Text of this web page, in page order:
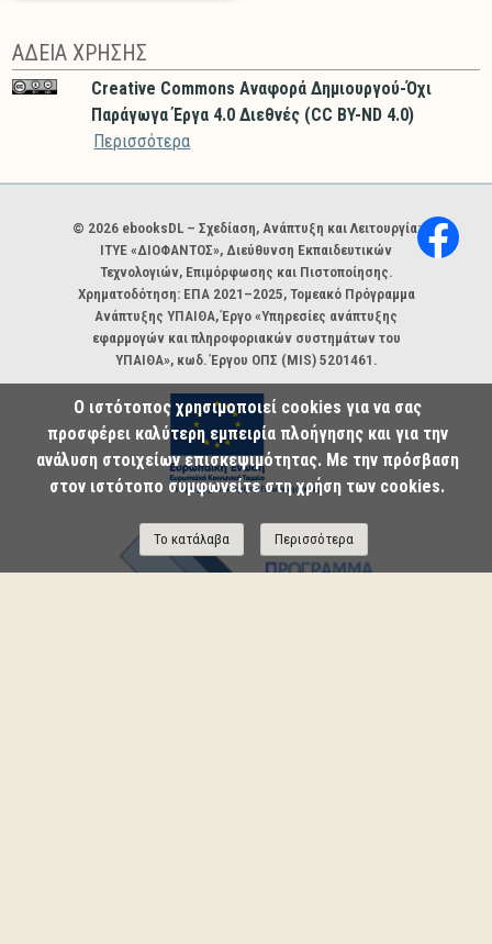
ΑΔΕΙΑ ΧΡΗΣΗΣ
Creative Commons Αναφορά Δημιουργού-Όχι
Παράγωγα Έργα 4.0 Διεθνές (CC BY-ND 4.0)
Περισσότερα
Χορηγοί και φορείς
© 2026 ebooksDL – Σχεδίαση, Ανάπτυξη και Λειτουργία:
ΙΤΥΕ «ΔΙΟΦΑΝΤΟΣ», Διεύθυνση Εκπαιδευτικών
Τεχνολογιών, Επιμόρφωσης και Πιστοποίησης.
Χρηματοδότηση: ΕΠΑ 2021–2025, Τομεακό Πρόγραμμα
Ανάπτυξης ΥΠΑΙΘΑ, Έργο «Υπηρεσίες ανάπτυξης
εφαρμογών και πληροφοριακών συστημάτων του
ΥΠΑΙΘΑ», κωδ. Έργου ΟΠΣ (MIS) 5201461.
Ο ιστότοπος χρησιμοποιεί cookies για να σας
προσφέρει καλύτερη εμπειρία πλοήγησης και για την
ανάλυση στοιχείων επισκεψιμότητας. Με την πρόσβαση
στον ιστότοπο συμφωνείτε στη χρήση των cookies.
Το κατάλαβα Περισσότερα